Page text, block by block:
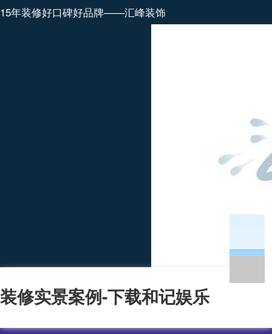
15年装修好口碑好品牌——汇峰装饰
装修实景案例-下载和记娱乐